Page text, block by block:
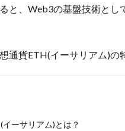
と、Web3の基盤技術と
通貨ETH(イーサリアム)の
ーサリアム)とは？